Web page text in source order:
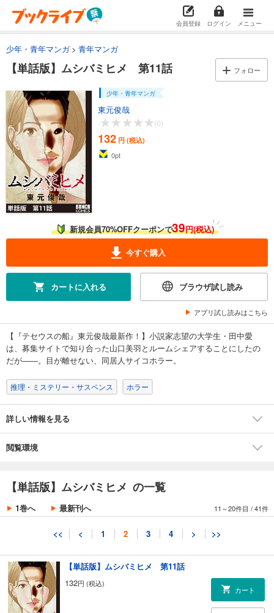
会員登録 ログイン メニュー
少年・青年マンガ 青年マンガ
【単話版】ムシバミヒメ 第11話 フォロー
少年・青年マンガ
東元俊哉
-
(0)
132 円 (税込)
0pt
新規会員70%OFFクーポンで39円(税込)
今すぐ購入
カートに入れる ブラウザ試し読み
アプリ試し読みはこちら
【『テセウスの船』東元俊哉最新作！】小説家志望の大学生・田中愛
は、募集サイトで知り合った山口美羽とルームシェアすることにしたの
だが――。目が離せない、同居人サイコホラー。
推理・ミステリー・サスペンス ホラー
詳しい情報を見る
閲覧環境
【単話版】ムシバミヒメ の一覧
1巻へ 最新刊へ 11～20件目 /41件
<< < 1 2 3 4 > >>
あらすじを表示する
110
あらすじを表示する
【単話版】ムシバミヒメ 第6話
110 円 (税込)
あらすじを表示する
【単話版】ムシバミヒメ 第7話
110円 (税込)
カート
試し読み
【単話版】ムシバミヒメ 第8話
カート
あらすじを表示する
【単話版】ムシバミヒメ 第9話
132円 (税込)
カート
試し読み
132 円 (税込)
【単話版】ムシバミヒメ 第11話
132円 (税込)
カート